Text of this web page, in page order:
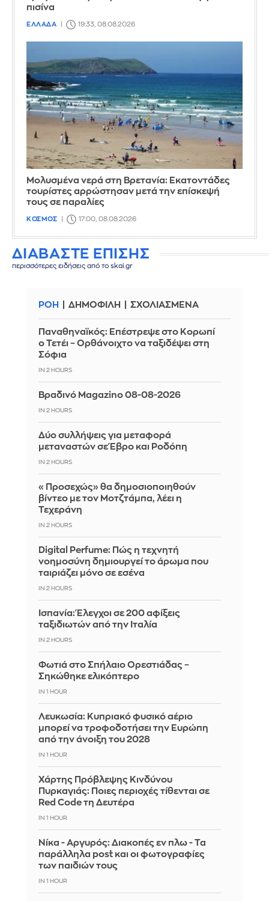
πισίνα
ΕΛΛΑΔΑ 19:33, 08.08.2026
Μολυσμένα νερά στη Βρετανία: Εκατοντάδες
τουρίστες αρρώστησαν μετά την επίσκεψή
τους σε παραλίες
ΚΟΣΜΟΣ 17:00, 08.08.2026
ΔΙΑΒΑΣΤΕ ΕΠΙΣΗΣ
περισσότερες ειδήσεις από το skai.gr
ΡΟΗ ΔΗΜΟΦΙΛΗ ΣΧΟΛΙΑΣΜΕΝΑ
Παναθηναϊκός: Επέστρεψε στο Κορωπί
ο Τετέι – Ορθάνοιχτο να ταξιδέψει στη
Σόφια
IN 2 HOURS
Βραδινό Magazino 08-08-2026
IN 2 HOURS
Δύο συλλήψεις για μεταφορά
μεταναστών σε Έβρο και Ροδόπη
IN 2 HOURS
«Προσεχώς» θα δημοσιοποιηθούν
βίντεο με τον Μοτζτάμπα, λέει η
Τεχεράνη
IN 2 HOURS
Digital Perfume: Πώς η τεχνητή
νοημοσύνη δημιουργεί το άρωμα που
ταιριάζει μόνο σε εσένα
IN 2 HOURS
Ισπανία: Έλεγχοι σε 200 αφίξεις
ταξιδιωτών από την Ιταλία
IN 2 HOURS
Φωτιά στο Σπήλαιο Ορεστιάδας –
Σηκώθηκε ελικόπτερο
IN 1 HOUR
Λευκωσία: Κυπριακό φυσικό αέριο
μπορεί να τροφοδοτήσει την Ευρώπη
από την άνοιξη του 2028
IN 1 HOUR
Χάρτης Πρόβλεψης Κινδύνου
Πυρκαγιάς: Ποιες περιοχές τίθενται σε
Red Code τη Δευτέρα
IN 1 HOUR
Νίκα - Αργυρός: Διακοπές εν πλω - Τα
παράλληλα post και οι φωτογραφίες
των παιδιών τους
IN 1 HOUR